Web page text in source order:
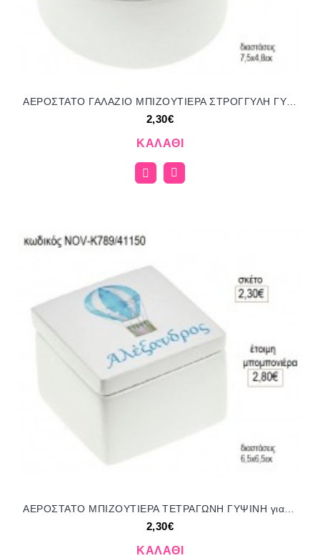
2,30€
ΚΑΛΆΘΙ
ΑΕΡΟΣΤΑΤΟ ΜΠΙΖΟΥΤΙΕΡΑ ΤΕΤΡΑΓΩΝΗ ΓΥΨΙΝΗ για μπομπονιέρες γούρι δώρο NOV-Κ789/41150 2.30€!!!
2,30€
ΚΑΛΆΘΙ